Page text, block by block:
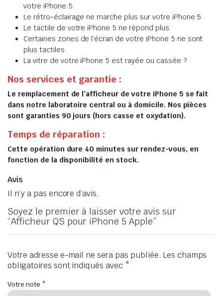
votre iPhone 5
Le rétro-éclairage ne marche plus sur votre iPhone 5
Le tactile de votre iPhone 5 ne répond plus
Certaines zones de l’écran de votre iPhone 5 ne sont
plus tactiles
La vitre de votre iPhone 5 est rayée ou cassée ?
Nos services et garantie :
Le remplacement de l’afficheur de votre iPhone 5 se fait
dans notre laboratoire central ou à domicile. Nos pièces
sont garanties 90 jours (hors casse et oxydation).
Temps de réparation :
Cette opération dure 40 minutes sur rendez-vous, en
fonction de la disponibilité en stock.
Avis
Il n’y a pas encore d’avis.
Soyez le premier à laisser votre avis sur
“Afficheur QS pour iPhone 5 Apple”
Votre adresse e-mail ne sera pas publiée. Les champs
obligatoires sont indiqués avec *
Votre note *